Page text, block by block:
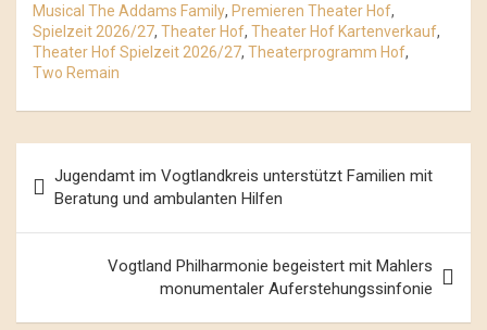
Musical The Addams Family, Premieren Theater Hof,
Spielzeit 2026/27, Theater Hof, Theater Hof Kartenverkauf,
Theater Hof Spielzeit 2026/27, Theaterprogramm Hof,
Two Remain
Navigation
Jugendamt im Vogtlandkreis unterstützt Familien mit
Beratung und ambulanten Hilfen
Vogtland Philharmonie begeistert mit Mahlers
monumentaler Auferstehungssinfonie